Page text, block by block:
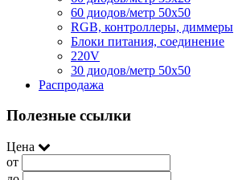
60 диодов/метр 50x50
RGB, контроллеры, диммеры
Блоки питания, соединение
220V
30 диодов/метр 50х50
Распродажа
Полезные ссылки
Цена
от